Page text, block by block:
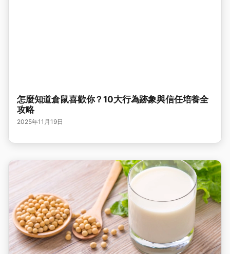
怎麼知道倉鼠喜歡你？10大行為跡象與信任培養全
攻略
2025年11月19日